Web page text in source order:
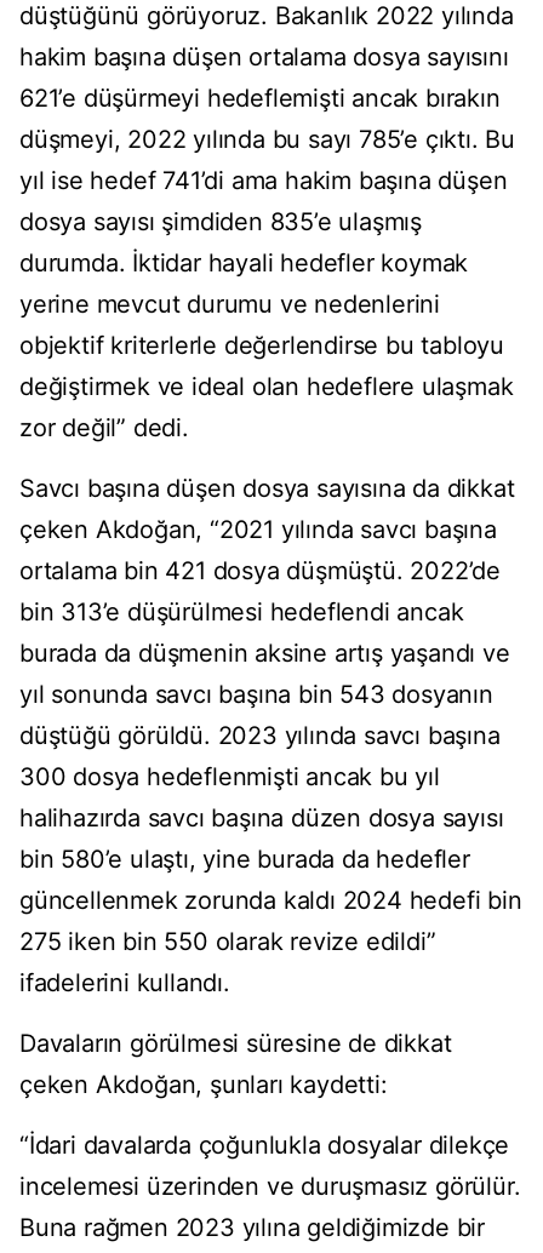
düştüğünü görüyoruz. Bakanlık 2022 yılında
hakim başına düşen ortalama dosya sayısını
621’e düşürmeyi hedeflemişti ancak bırakın
düşmeyi, 2022 yılında bu sayı 785’e çıktı. Bu
yıl ise hedef 741’di ama hakim başına düşen
dosya sayısı şimdiden 835’e ulaşmış
durumda. İktidar hayali hedefler koymak
yerine mevcut durumu ve nedenlerini
objektif kriterlerle değerlendirse bu tabloyu
değiştirmek ve ideal olan hedeflere ulaşmak
zor değil” dedi.
Savcı başına düşen dosya sayısına da dikkat
çeken Akdoğan, “2021 yılında savcı başına
ortalama bin 421 dosya düşmüştü. 2022’de
bin 313’e düşürülmesi hedeflendi ancak
burada da düşmenin aksine artış yaşandı ve
yıl sonunda savcı başına bin 543 dosyanın
düştüğü görüldü. 2023 yılında savcı başına
300 dosya hedeflenmişti ancak bu yıl
halihazırda savcı başına düzen dosya sayısı
bin 580’e ulaştı, yine burada da hedefler
güncellenmek zorunda kaldı 2024 hedefi bin
275 iken bin 550 olarak revize edildi”
ifadelerini kullandı.
Davaların görülmesi süresine de dikkat
çeken Akdoğan, şunları kaydetti:
“İdari davalarda çoğunlukla dosyalar dilekçe
incelemesi üzerinden ve duruşmasız görülür.
Buna rağmen 2023 yılına geldiğimizde bir